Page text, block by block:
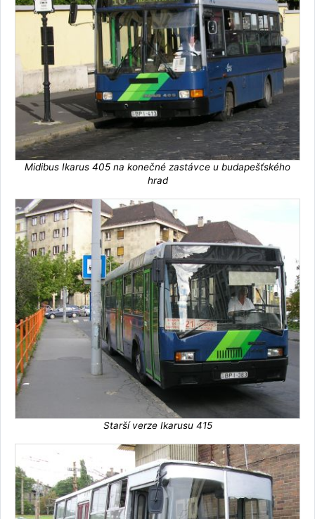
Midibus Ikarus 405 na konečné zastávce u budapešťského
hrad
Starší verze Ikarusu 415